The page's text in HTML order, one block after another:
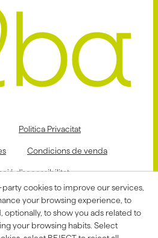
Politica Privacitat
Condicions de venda
d'accessibilitat
de denúncies
cookies to improve our services,
your browsing experience, to
optionally, to show you ads related to
your browsing habits. Select